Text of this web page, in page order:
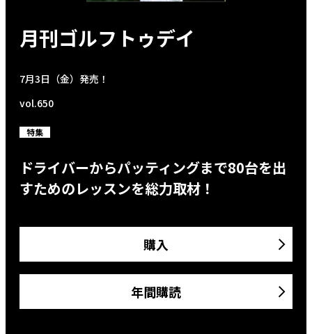
月刊ゴルフトゥデイ
7月3日（金）発売！
vol.650
特集
ドライバーからパッティングまで80台を出
すためのレッスンを総力取材！
購入
年間購読